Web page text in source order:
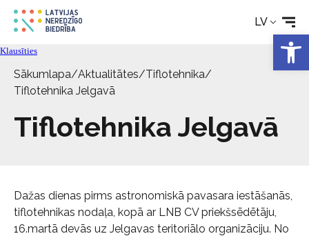
LV
Rehabilitācija
Tehniskie palīglīdzekļi
Aktualitātes
Par biedrību
Klausīties
Sākumlapa/Aktualitātes/Tiflotehnika/
Tiflotehnika Jelgavā
Tiflotehnika Jelgavā
Dažas dienas pirms astronomiskā pavasara iestāšanās,
tiflotehnikas nodaļa, kopā ar LNB CV priekšsēdētāju,
16.martā devās uz Jelgavas teritoriālo organizāciju. No